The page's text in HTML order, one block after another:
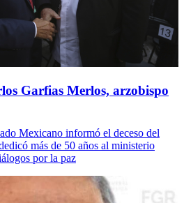
Garfias Merlos, arzobispo
Mexicano informó el deceso del
más de 50 años al ministerio
por la paz